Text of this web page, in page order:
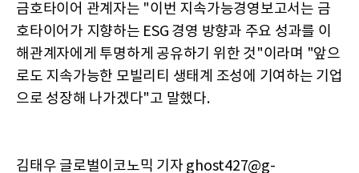
금호타이어 관계자는 "이번 지속가능경영보고서는 금
호타이어가 지향하는 ESG 경영 방향과 주요 성과를 이
해관계자에게 투명하게 공유하기 위한 것"이라며 "앞으
로도 지속가능한 모빌리티 생태계 조성에 기여하는 기업
으로 성장해 나가겠다"고 말했다.
김태우 글로벌이코노믹 기자 ghost427@g-